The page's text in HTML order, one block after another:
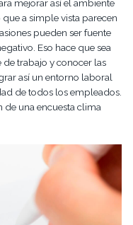
mejorar así el ambiente
a simple vista parecen
pueden ser fuente
Eso hace que sea
trabajo y conocer las
así un entorno laboral
de todos los empleados.
una encuesta clima